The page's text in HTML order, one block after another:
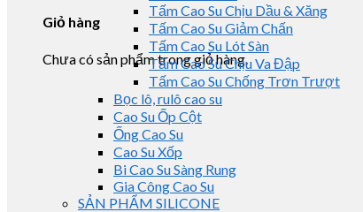
Giỏ hàng
Chưa có sản phẩm trong giỏ hàng.
Tấm Cao Su Chịu Dầu & Xăng
Tấm Cao Su Giảm Chấn
Tấm Cao Su Lót Sàn
Tấm Cao Su Chịu Va Đập
Tấm Cao Su Chống Trơn Trượt
Bọc lô, rulô cao su
Cao Su Ốp Cột
Ống Cao Su
Cao Su Xốp
Bi Cao Su Sàng Rung
Gia Công Cao Su
SẢN PHẨM SILICONE